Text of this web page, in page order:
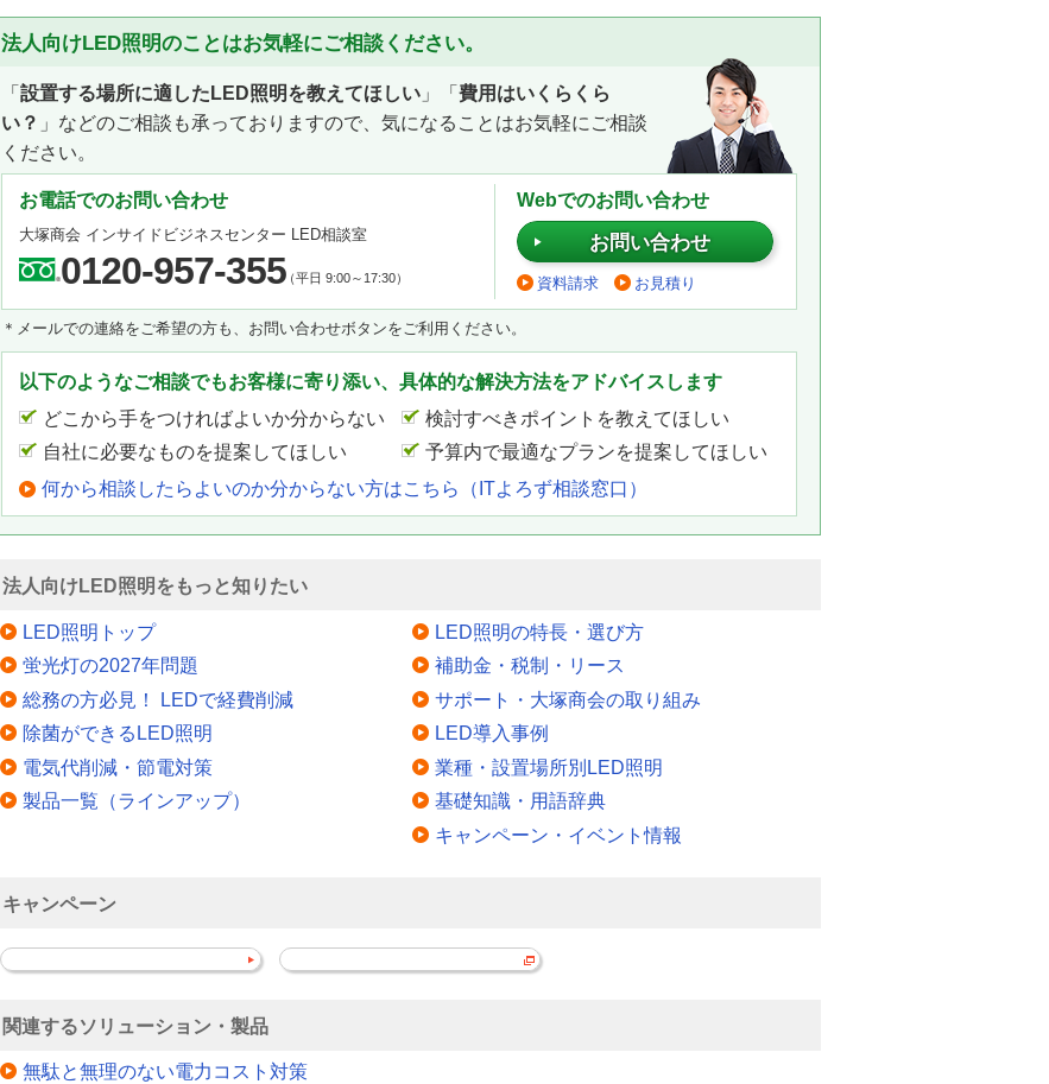
法人向けLED照明のことはお気軽にご相談ください。
「 設置する場所に適したLED照明を教えてほしい 」「 費用はいくらくら
い？ 」などのご相談も承っておりますので、気になることはお気軽にご相談
ください。
お電話でのお問い合わせ
大塚商会 インサイドビジネスセンター LED相談室
0120-957-355（平日 9:00～17:30）
Webでのお問い合わせ
お問い合わせ
資料請求 お見積り
＊メールでの連絡をご希望の方も、お問い合わせボタンをご利用ください。
以下のようなご相談でもお客様に寄り添い、具体的な解決方法をアドバイスします
どこから手をつければよいか分からない
検討すべきポイントを教えてほしい
自社に必要なものを提案してほしい
予算内で最適なプランを提案してほしい
何から相談したらよいのか分からない方はこちら（ITよろず相談窓口）
法人向けLED照明をもっと知りたい
LED照明トップ
蛍光灯の2027年問題
総務の方必見！ LEDで経費削減
除菌ができるLED照明
電気代削減・節電対策
製品一覧（ラインアップ）
LED照明の特長・選び方
補助金・税制・リース
サポート・大塚商会の取り組み
LED導入事例
業種・設置場所別LED照明
基礎知識・用語辞典
キャンペーン・イベント情報
キャンペーン
関連するソリューション・製品
無駄と無理のない電力コスト対策